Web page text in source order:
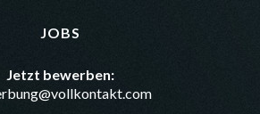
JOBS
Jetzt bewerben: